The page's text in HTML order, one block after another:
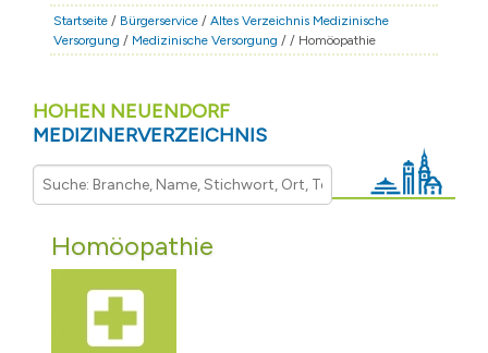
RATHAUS & POLITIK
BÜRGERSERVICE
TOURISMUS
BAUEN & WIRTSCHAFT
Startseite / Bürgerservice /Altes Verzeichnis Medizinische
Versorgung / Medizinische Versorgung / / Homöopathie
HOHEN NEUENDORF
MEDIZINERVERZEICHNIS
Homöopathie